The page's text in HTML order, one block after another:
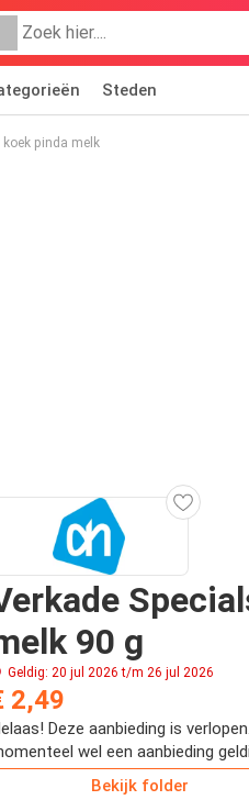
Steden
pinda melk
90 g
Geldig: 20 jul 2026 t/m 26 jul 2026
2,49
Deze aanbieding is
wel een aanbieding
Bekijk folder